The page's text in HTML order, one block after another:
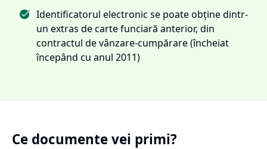
Identificatorul electronic se poate obține dintr-
un extras de carte funciară anterior, din
contractul de vânzare-cumpărare (încheiat
începând cu anul 2011)
Ce documente vei primi?